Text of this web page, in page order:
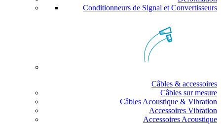
Conditionneurs de Signal et Convertisseurs
Câbles & accessoires
Câbles sur mesure
Câbles Acoustique & Vibration
Accessoires Vibration
Accessoires Acoustique